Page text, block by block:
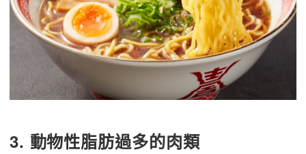
3. 動物性脂肪過多的肉類